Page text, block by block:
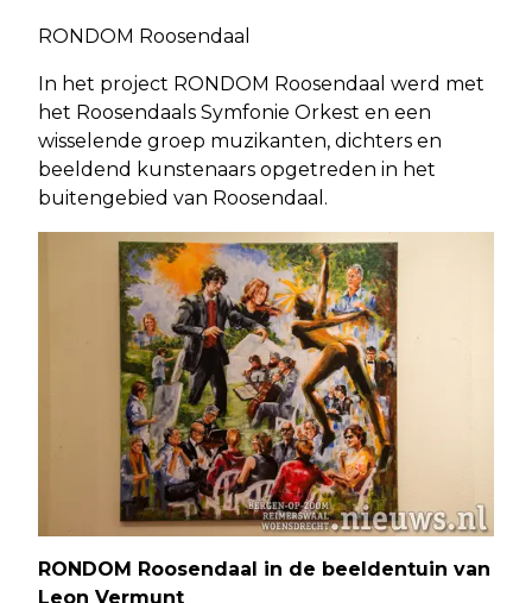
RONDOM Roosendaal
In het project RONDOM Roosendaal werd met
het Roosendaals Symfonie Orkest en een
wisselende groep muzikanten, dichters en
beeldend kunstenaars opgetreden in het
buitengebied van Roosendaal.
RONDOM Roosendaal in de beeldentuin van
Leon Vermunt